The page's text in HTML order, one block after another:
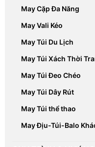
May Cặp Đa Năng
May Vali Kéo
May Túi Du Lịch
May Túi Xách Thời
May Túi Đeo Chéo
May Túi Dây Rút
May Túi thể thao
May Địu-Túi-Balo